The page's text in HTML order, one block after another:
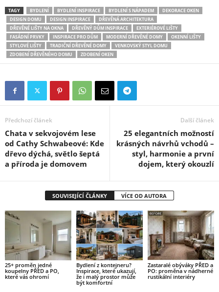
TAGY BYDLENÍ BYDLENÍ INSPIRACE BYDLENÍ S NÁPADEM
DEKORACE OKEN
DESIGN DOMU
DESIGN INSPIRACE
DŘEVĚNÁ ARCHITEKTURA
DŘEVĚNÉ LIŠTY NA OKNA
DŘEVĚNÝ DŮM INSPIRACE
EXTERIÉROVÉ LIŠTY
FASÁDNÍ PRVKY
INSPIRACE PRO DŮM MODERNÍ DŘEVĚNÉ DOMY
OKENNÍ LIŠTY
STYLOVÉ LIŠTY
TRADIČNÍ DŘEVĚNÉ DOMY
VENKOVSKÝ STYL DOMU
ZDOBENÍ DŘEVĚNÉHO DOMU
ZDOBENÍ OKEN
Předchozí článek
Chata v sekvojovém lese
od Cathy Schwabeové: Kde
dřevo dýchá, světlo šeptá
a příroda je domovem
Další článek
25 elegantních možností
krásných návrhů vchodů –
styl, harmonie a první
dojem, který okouzlí
SOUVISEJÍCÍ ČLÁNKY VÍCE OD AUTORA
25+ proměn jedné
koupelny PŘED a PO,
které vás ohromí
Bydlení z kontejneru?
Inspirace, které ukazují,
že i malý prostor může
být komfortní
Zastaralé obýváky PŘED a
PO: proměna v nádherné
rustikální interiéry